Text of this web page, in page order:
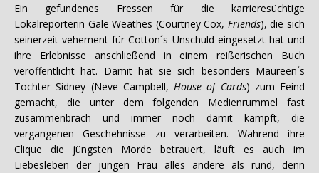
Ein gefundenes Fressen für die karrieresüchtige
Lokalreporterin Gale Weathes (Courtney Cox, Friends), die sich
seinerzeit vehement für Cotton´s Unschuld eingesetzt hat und
ihre Erlebnisse anschließend in einem reißerischen Buch
veröffentlicht hat. Damit hat sie sich besonders Maureen´s
Tochter Sidney (Neve Campbell, House of Cards) zum Feind
gemacht, die unter dem folgenden Medienrummel fast
zusammenbrach und immer noch damit kämpft, die
vergangenen Geschehnisse zu verarbeiten. Während ihre
Clique die jüngsten Morde betrauert, läuft es auch im
Liebesleben der jungen Frau alles andere als rund, denn